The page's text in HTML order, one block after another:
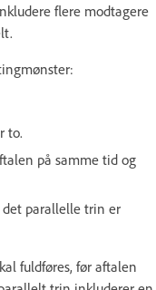
flere modtagere
to.
på samme tid og
det parallelle trin er
fuldføres, før aftalen